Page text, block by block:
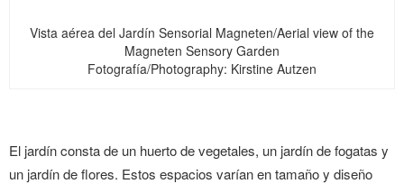
Vista aérea del Jardín Sensorial Magneten/Aerial view of the
Magneten Sensory Garden
Fotografía/Photography: Kirstine Autzen
El jardín consta de un huerto de vegetales, un jardín de fogatas y
un jardín de flores. Estos espacios varían en tamaño y diseño